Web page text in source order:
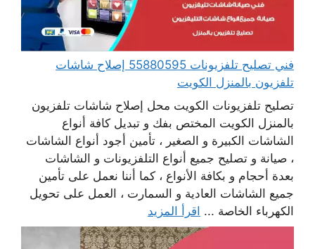
فني تصليح تلفزيونات 55880595 إصلاح شاشات
تلفزيون بالمنزل الكويت
تصليح تلفزيونات الكويت محل إصلاح شاشات تلفزيون
بالمنزل الكويت المختص بفك و تبديل كافة أنواع
الشاشات الكبيرة و الصغير ، تأمين أجود أنواع الشاشات
، صيانة و تصليح جميع أنواع التلفزيونات و الشاشات
بعدة أحجام و بكافة الأنواع ، كما أننا نعمل على تأمين
جميع الشاشات العادية و السمارت ، العمل على تحويل
الكهرباء الخاصة ... اقرأ المزيد